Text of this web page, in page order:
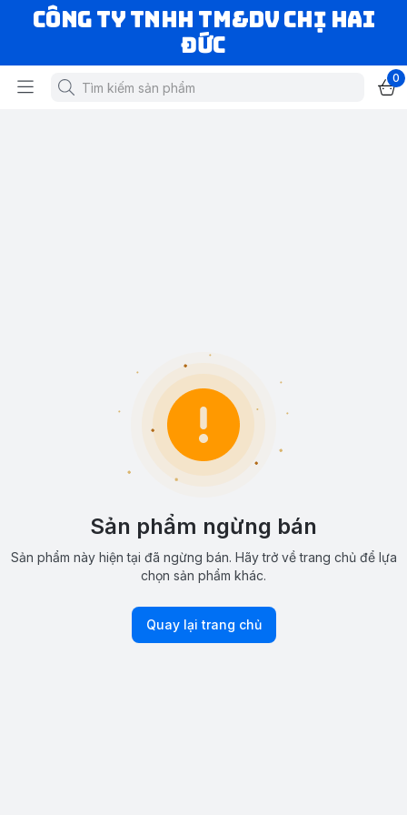
CÔNG TY TNHH TM&DV CHỊ HAI
ĐỨC
0
Sản phẩm ngừng bán
Sản phẩm này hiện tại đã ngừng bán. Hãy trở về trang chủ để lựa
chọn sản phẩm khác.
Quay lại trang chủ